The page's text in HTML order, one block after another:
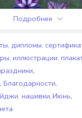
Подробнее
дипломы,
иллюстрации,
,
,
нашивки,Июнь,